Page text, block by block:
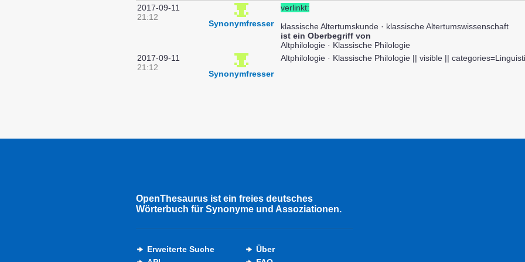
2017-09-11
21:12
Synonymfresser
verlinkt:
klassische Altertumskunde · klassische Altertumswissenschaft
ist ein Oberbegriff von
Altphilologie · Klassische Philologie
2017-09-11
21:12
Synonymfresser
Altphilologie · Klassische Philologie || visible ||
OpenThesaurus ist ein freies deutsches
Wörterbuch für Synonyme und Assoziationen.
Erweiterte Suche
Über